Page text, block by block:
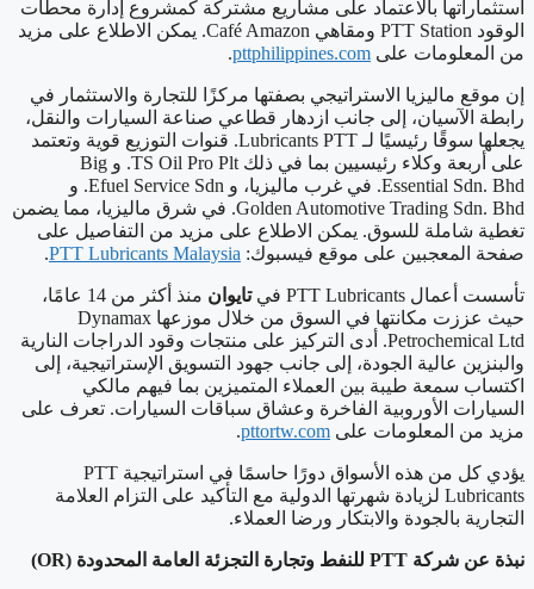
استثماراتها بالاعتماد على مشاريع مشتركة كمشروع إدارة محطات
الوقود PTT Station ومقاهي Café Amazon. يمكن الاطلاع على مزيد
من المعلومات على pttphilippines.com
.
إن موقع ماليزيا الاستراتيجي بصفتها مركزًا للتجارة والاستثمار في
رابطة الآسيان، إلى جانب ازدهار قطاعي صناعة السيارات والنقل،
يجعلها سوقًا رئيسيًا لـ Lubricants PTT. قنوات التوزيع قوية وتعتمد
على أربعة وكلاء رئيسيين بما في ذلك TS Oil Pro Plt. و Big
Essential Sdn. Bhd. في غرب ماليزيا، و Efuel Service Sdn. و
Golden Automotive Trading Sdn. Bhd. في شرق ماليزيا، مما يضمن
تغطية شاملة للسوق. يمكن الاطلاع على مزيد من التفاصيل على
صفحة المعجبين على موقع فيسبوك: PTT Lubricants Malaysia
.
تأسست أعمال PTT Lubricants في تايوان
منذ أكثر من 14 عامًا،
حيث عززت مكانتها في السوق من خلال موزعها Dynamax
Petrochemical Ltd. أدى التركيز على منتجات وقود الدراجات النارية
والبنزين عالية الجودة، إلى جانب جهود التسويق الإستراتيجية، إلى
اكتساب سمعة طيبة بين العملاء المتميزين بما فيهم مالكي
السيارات الأوروبية الفاخرة وعشاق سباقات السيارات. تعرف على
مزيد من المعلومات على pttortw.com
.
يؤدي كل من هذه الأسواق دورًا حاسمًا في استراتيجية PTT
Lubricants لزيادة شهرتها الدولية مع التأكيد على التزام العلامة
التجارية بالجودة والابتكار ورضا العملاء.
نبذة عن شركة PTT للنفط وتجارة التجزئة العامة المحدودة (OR
)